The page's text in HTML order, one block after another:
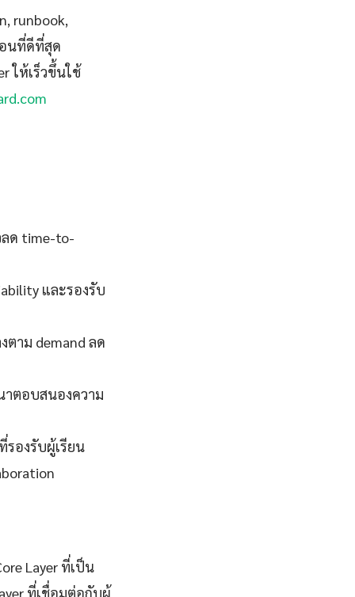
runbook,
นที่ดีที่สุด
ให้เร็วขึ้นใช้
ลด time-to-
และรองรับ
ตาม demand ลด
าตอบสนองความ
รองรับผู้เรียน
Layer ที่เป็น
ที่เชื่อมต่อกับผู้